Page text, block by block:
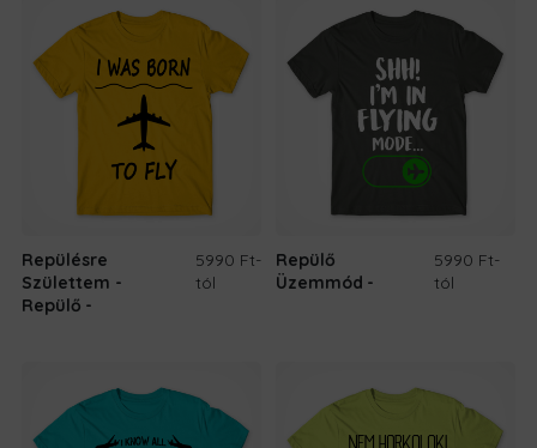
Repülésre
Születtem -
Repülő
5990 Ft-
tól
Repülő
Üzemmód
5990 Ft-
tól